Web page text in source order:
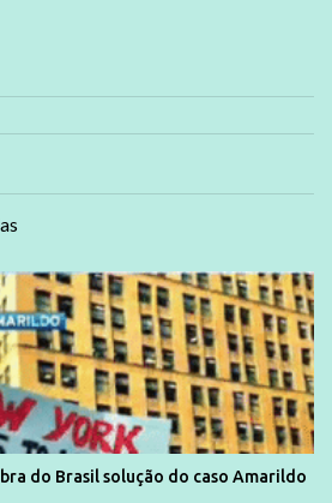
do Brasil solução do caso Amarildo